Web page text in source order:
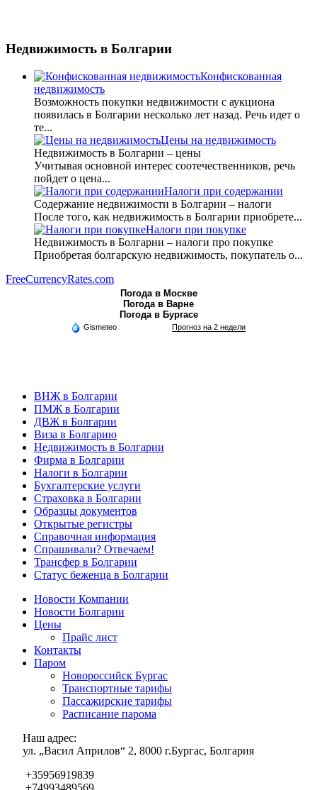
Недвижимость в Болгарии
Конфискованная
недвижимость
Возможность покупки недвижимости с аукциона
появилась в Болгарии несколько лет назад. Речь идет о
те...
Цены на недвижимость
Недвижимость в Болгарии – цены
Учитывая основной интерес соотечественников, речь
пойдет о цена...
Налоги при содержании
Содержание недвижимости в Болгарии – налоги
После того, как недвижимость в Болгарии приобрете...
Налоги при покупке
Недвижимость в Болгарии – налоги про покупке
Приобретая болгарскую недвижимость, покупатель о...
FreeCurrencyRates.com
Погода в Москве
Погода в Варне
Погода в Бургасе
Gismeteo Прогноз на 2 недели
ВНЖ в Болгарии
ПМЖ в Болгарии
ДВЖ в Болгарии
Виза в Болгарию
Недвижимость в Болгарии
Фирма в Болгарии
Налоги в Болгарии
Бухгалтерские услуги
Страховка в Болгарии
Образцы документов
Открытые регистры
Справочная информация
Спрашивали? Отвечаем!
Трансфер в Болгарии
Статус беженца в Болгарии
Новости Компании
Новости Болгарии
Цены
Прайс лист
Контакты
Паром
Новороссийск Бургас
Транспортные тарифы
Пассажирские тарифы
Расписание парома
Наш адрес:
ул. „Васил Априлов“ 2, 8000 г.Бургас, Болгария
+35956919839
+74993489569